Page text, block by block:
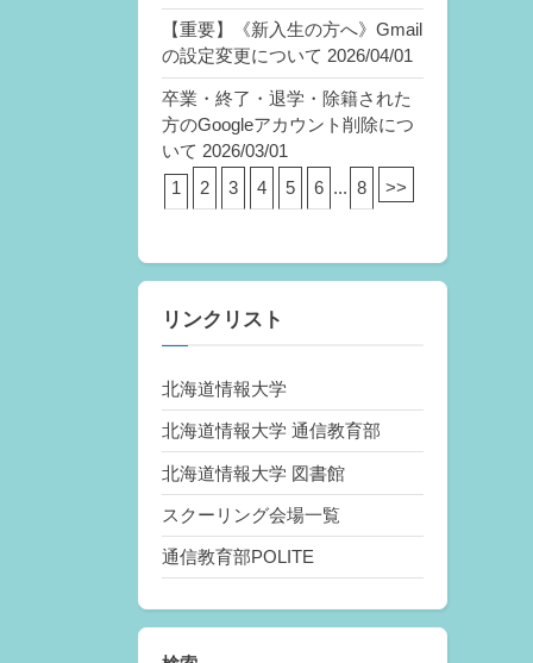
【重要】《新入生の方へ》Gmail
の設定変更について 2026/04/01
卒業・終了・退学・除籍された
方のGoogleアカウント削除につ
いて 2026/03/01
1
2 3 4 5 6 ... 8 >>
リンクリスト
北海道情報大学
北海道情報大学 通信教育部
北海道情報大学 図書館
スクーリング会場一覧
通信教育部POLITE